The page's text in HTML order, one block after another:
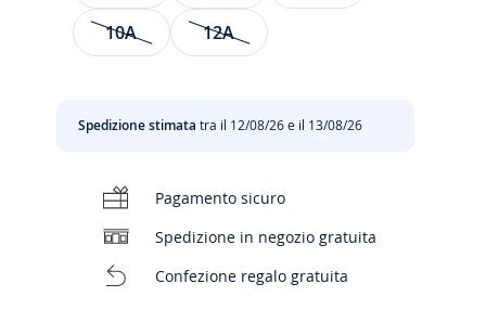
10A
12A
Spedizione stimata tra il 12/08/26 e il 13/08/26
Pagamento sicuro
Spedizione in negozio gratuita
Confezione regalo gratuita